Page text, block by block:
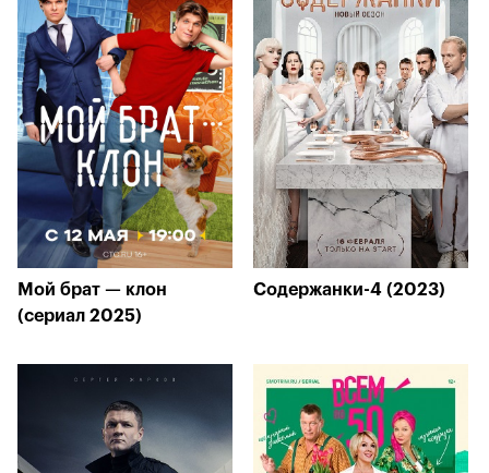
Мой брат — клон
(сериал 2025)
Содержанки-4 (2023)